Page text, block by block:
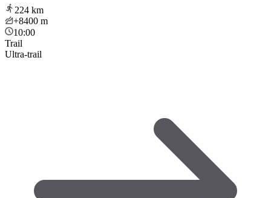
224 km
+8400 m
10:00
Trail
Ultra-trail